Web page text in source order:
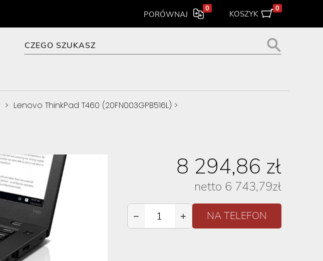
PORÓWNAJ
0
KOSZYK
0
> Lenovo ThinkPad T460 (20FN003GPB516L) >
8 294,86 zł
netto 6 743,79zł
− +